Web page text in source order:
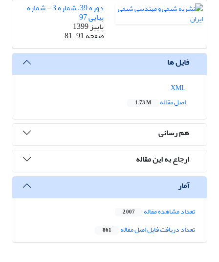
دوره 39، شماره 3 - شماره
پیاپی 97
پاییز 1399
صفحه81-91
فایل ها
اصل مقاله
1.73 M
هم رسانی
ارجاع به این مقاله
آمار
تعداد مشاهده مقاله 2,007
تعداد دریافت فایل اصل مقاله 861